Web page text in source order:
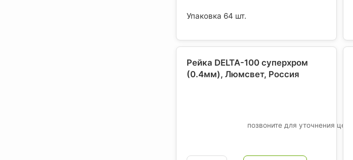
Упаковка 64 шт.
Рейка DELTA-100 суперхром
(0.4мм), Люмсвет, Россия
позвоните для уточнения цены